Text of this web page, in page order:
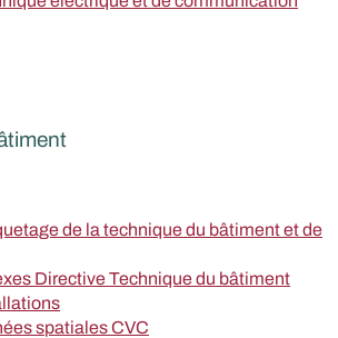
de la technique du bâtiment et de
Directive Technique du bâtiment
spatiales CVC